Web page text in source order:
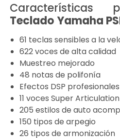
Características
TecladoYamaha
61 teclas sensibles a la
622 voces de alta calidad
Muestreo mejorado
48 notas de polifonía
Efectos DSP profesionales
11 voces Super
205 estilos de auto
150 tipos de arpegio
26 tipos de armonización